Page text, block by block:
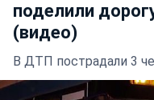
поделили
(видео)
В ДТП пострадали 3